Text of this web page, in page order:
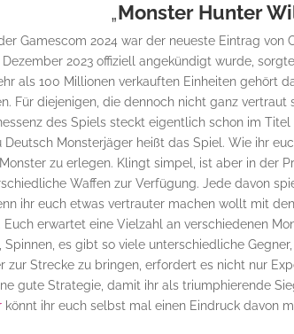
„Monster Hunter
Gamescom 2024 war der neueste Eintrag von
2023 offiziell angekündigt wurde,
als 100 Millionen verkauften Einheiten gehört
Für diejenigen, die dennoch nicht ganz
des Spiels steckt eigentlich schon im
Deutsch Monsterjäger heißt das Spiel. Wie ihr
zu erlegen. Klingt simpel, ist aber in der
Waffen zur Verfügung. Jede davon
ihr euch etwas vertrauter machen wollt mit
Euch erwartet eine Vielzahl an verschiedenen
Spinnen, es gibt so viele unterschiedliche
zur Strecke zu bringen, erfordert es nicht nur
gute Strategie, damit ihr als triumphierende
könnt ihr euch selbst mal einen Eindruck davon